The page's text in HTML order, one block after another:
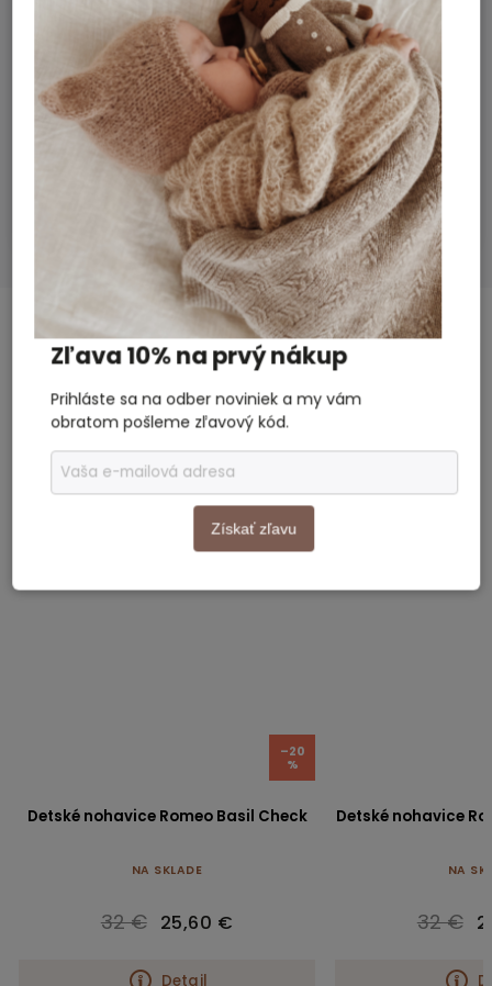
Nová holandská značka v našej ponuke
ROUTE B!
Kategória :
Svetre, mikiny topy
Farba:
Midnight
Materiál: Mušelín
Starostlivosť:
Prať na jemný cyklus na 30˚.
Nesušiť v sušičke.
Bábätko, Chlapec, Dievča
SÚVISIACI TOVAR
Romeo Basil Check
25,60 €
Akcia
Detské nohavice Romeo Yellow
25,60 €
Zľava 10% na prvý nákup
Prihláste sa na odber noviniek a my vám
obratom pošleme zľavový kód.
Získať zľavu